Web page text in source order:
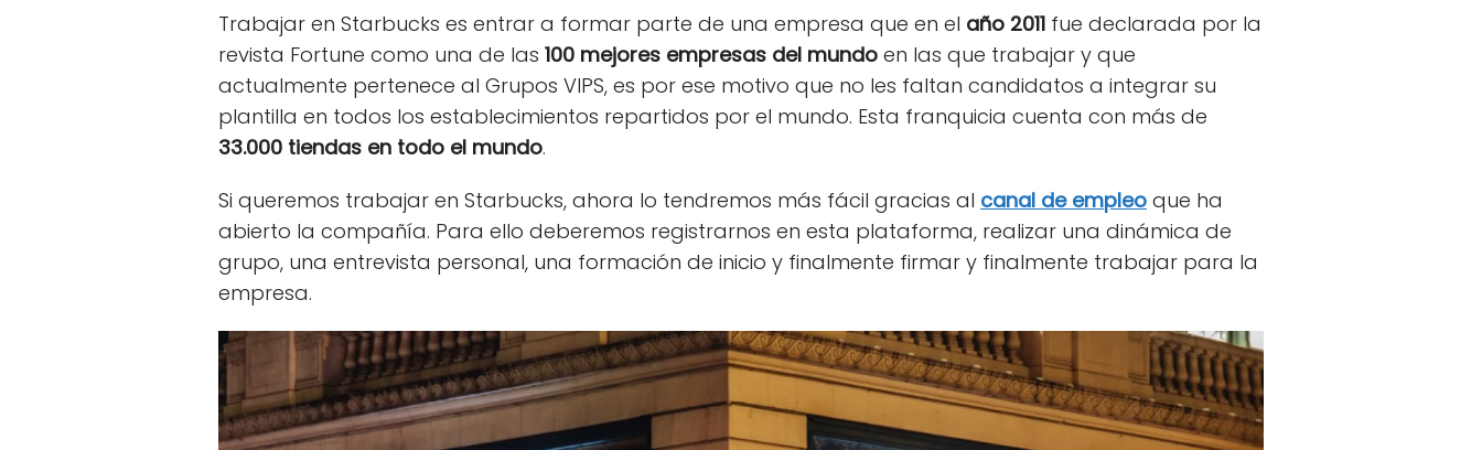
Trabajar en Starbucks es entrar a formar parte de una empresa que en el año 2011 fue declarada por la
revista Fortune como una de las 100 mejores empresas del mundo en las que trabajar y que
actualmente pertenece al Grupos VIPS, es por ese motivo que no les faltan candidatos a integrar su
plantilla en todos los establecimientos repartidos por el mundo. Esta franquicia cuenta con más de
33.000 tiendas en todo el mundo.
Si queremos trabajar en Starbucks, ahora lo tendremos más fácil gracias al canal de empleo que ha
abierto la compañía. Para ello deberemos registrarnos en esta plataforma, realizar una dinámica de
grupo, una entrevista personal, una formación de inicio y finalmente firmar y finalmente trabajar para la
empresa.